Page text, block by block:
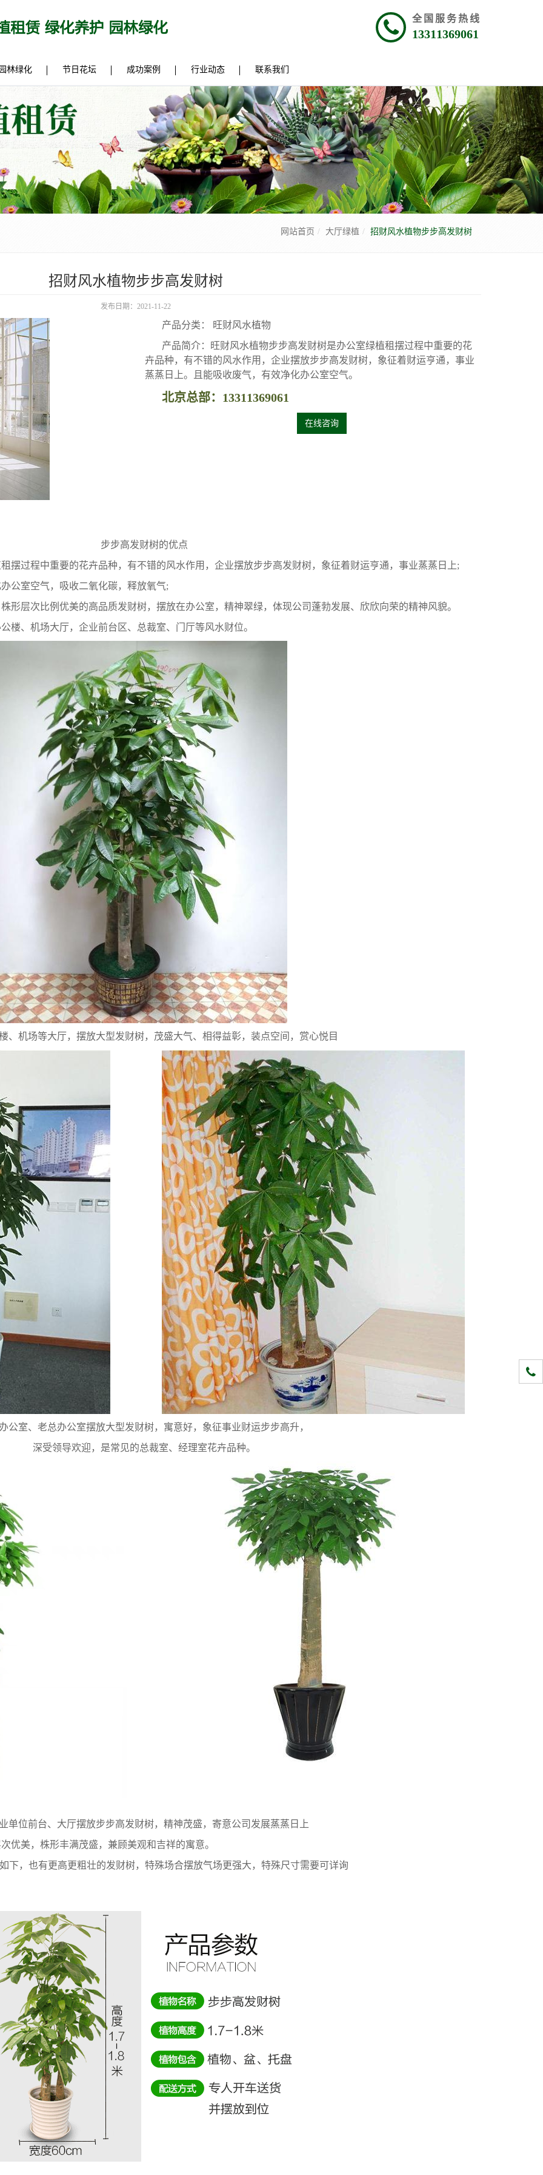
全国服务热线
13311369061
林绿化 节日花坛 成功案例 行业动态 联系我们
网站首页 大厅绿植 招财风水植物步步高发财树
招财风水植物步步高发财树
发布日期：2021-11-22
产品分类： 旺财风水植物
产品简介：旺财风水植物步步高发财树是办公室绿植租摆过程中重要的花
卉品种，有不错的风水作用，企业摆放步步高发财树，象征着财运亨通，事业
蒸蒸日上。且能吸收废气，有效净化办公室空气。
北京总部：13311369061
在线咨询
步步高发财树的优点
摆过程中重要的花卉品种，有不错的风水作用，企业摆放步步高发财树，象征着财运亨通，事业蒸蒸日上;
公室空气，吸收二氧化碳，释放氧气;
形层次比例优美的高品质发财树，摆放在办公室，精神翠绿，体现公司蓬勃发展、欣欣向荣的精神风貌。
楼、机场大厅，企业前台区、总裁室、门厅等风水财位。
、机场等大厅，摆放大型发财树，茂盛大气、相得益彰，装点空间，赏心悦目
公室、老总办公室摆放大型发财树，寓意好，象征事业财运步步高升，
深受领导欢迎，是常见的总裁室、经理室花卉品种。
单位前台、大厅摆放步步高发财树，精神茂盛，寄意公司发展蒸蒸日上
优美，株形丰满茂盛，兼顾美观和吉祥的寓意。
下，也有更高更粗壮的发财树，特殊场合摆放气场更强大，特殊尺寸需要可详询